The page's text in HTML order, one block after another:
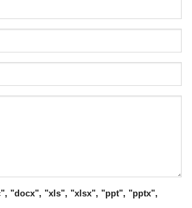
"docx", "xls", "xlsx", "ppt", "pptx",